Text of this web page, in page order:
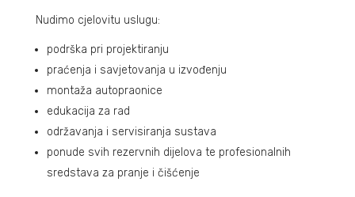
Nudimo cjelovitu uslugu:
podrška pri projektiranju
praćenja i savjetovanja u izvođenju
montaža autopraonice
edukacija za rad
održavanja i servisiranja sustava
ponude svih rezervnih dijelova te profesionalnih
sredstava za pranje i čišćenje